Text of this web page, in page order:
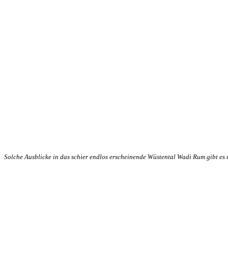
Solche Ausblicke in das schier endlos erscheinende Wüstental Wadi Rum gibt